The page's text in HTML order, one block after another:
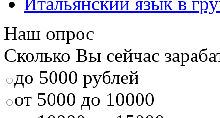
Наш опрос
Сколько Вы сейчас
до 5000 рублей
от 5000 до 10000